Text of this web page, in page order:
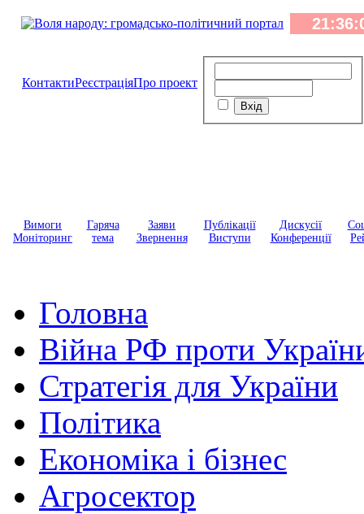
КонтактиРеєстраціяПро проект
Вимоги
Моніторинг
Гаряча
тема
Заяви
Звернення
Публікації
Виступи
Дискусії
Конференції
Головна
Війна РФ проти
Стратегія для України
Політика
Економіка і бізнес
Агросектор